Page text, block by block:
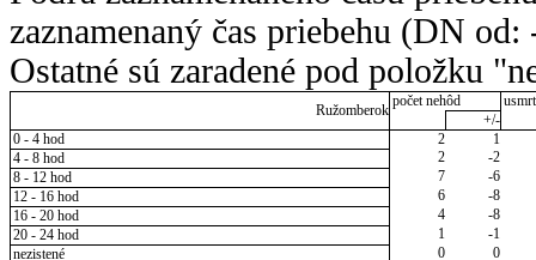
zaznamenaný čas priebehu (DN
Ostatné sú zaradené pod položku
Ružomberok
počet nehôd
+/-
0 - 4 hod
2
1
4 - 8 hod
2
-2
8 - 12 hod
7
-6
12 - 16 hod
6
-8
16 - 20 hod
4
-8
20 - 24 hod
1
-1
nezistené
0 0